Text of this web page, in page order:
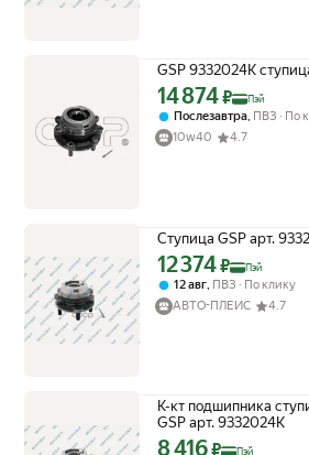
GSP 9332024K
Цена с картой Яндекс
14 874₽ Пэй
Послезавтра, ПВЗ
По
10w40
4.7
Ступица GSP арт.
Цена с картой Яндекс
12 374₽ Пэй
12 авг ПВЗ
По клику
АВТО-ПЛЕЙС
4.7
К-кт подшипника
GSP арт. 9332024K
Цена с картой Яндекс
8 416₽ Пэй